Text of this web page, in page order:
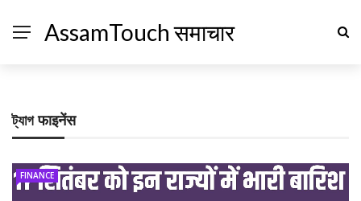
AssamTouch समाचार
ট্যাগफाइनेंस
FINANCE